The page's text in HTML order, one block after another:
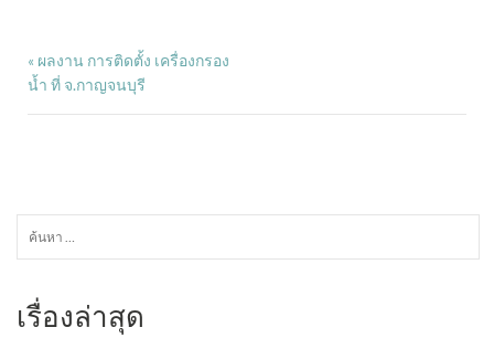
« ผลงาน การติดตั้ง เครื่องกรอง
น้ำ ที่ จ.กาญจนบุรี
เรื่องล่าสุด